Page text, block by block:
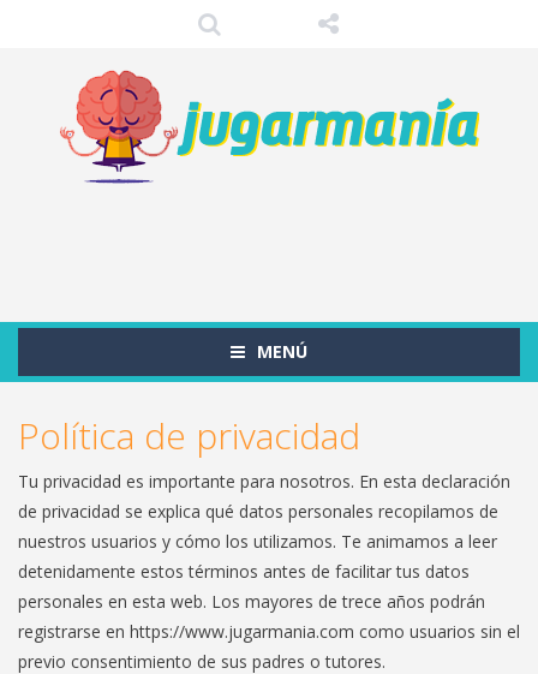
MENÚ
Política de privacidad
Tu privacidad es importante para nosotros. En esta declaración
de privacidad se explica qué datos personales recopilamos de
nuestros usuarios y cómo los utilizamos. Te animamos a leer
detenidamente estos términos antes de facilitar tus datos
personales en esta web. Los mayores de trece años podrán
registrarse en https://www.jugarmania.com como usuarios sin el
previo consentimiento de sus padres o tutores.